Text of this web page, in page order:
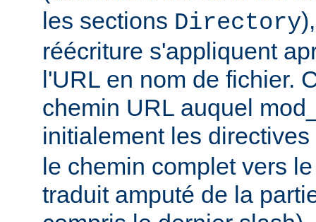
les sections Directory
réécriture s'appliquent
l'URL en nom de fichier.
chemin URL auquel
initialement les directives
le chemin complet vers
traduit amputé de la